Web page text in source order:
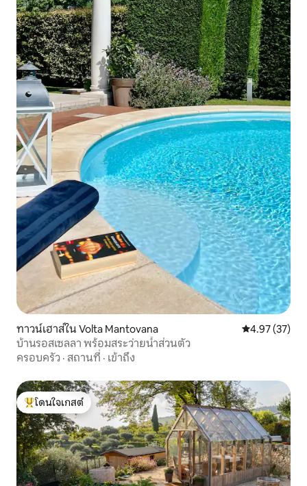
ทาวน์เฮาส์ใน Volta Mantovana คะแนนเฉลี่ย
4.97 (37)
บ้านรอสเซลลา พร้อมสระว่ายน้ำส่วนตัว
ครอบครัว · สถานที่ · เข้าถึง
โดนใจเกสต์ที่สุด
โดนใจเกสต์